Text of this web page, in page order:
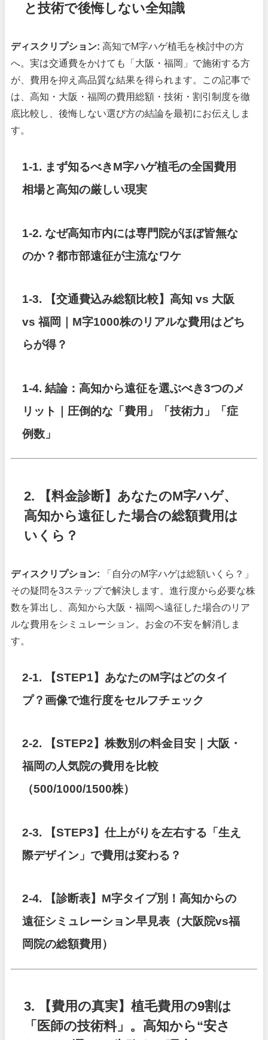
と技術で後悔しない全知識
ディスクリプション: 高知でM字ハゲ植毛を検討中の方
へ。実は交通費をかけても「大阪・福岡」で施術する方
が、費用を抑え高品質な結果を得られます。この記事で
は、高知・大阪・福岡の費用総額・技術・割引制度を徹
底比較し、後悔しない選び方の結論を最初にお伝えしま
す。
1-1. まず知るべきM字ハゲ植毛の全国費用
相場と高知の厳しい現実
1-2. なぜ高知市内には専門院がほぼ皆無な
のか？都市部遠征が主流なワケ
1-3.
【交通費込み総額比較】高知 vs 大阪
vs 福岡｜M字1000株のリアルな費用はどち
らが得？
1-4. 結論：高知から遠征を選ぶべき3つのメ
リット｜圧倒的な「費用」「技術力」「症
例数」
2. 【料金診断】あなたのM字ハゲ、
高知から遠征した場合の総額費用は
いくら？
ディスクリプション: 「自分のM字ハゲは総額いくら？」
その疑問を3ステップで解決します。進行度から必要な株
数を算出し、高知から大阪・福岡へ遠征した場合のリア
ルな費用をシミュレーション。お金の不安を解消しま
す。
2-1. 【STEP1】あなたのM字はどのタイ
プ？画像で進行度をセルフチェック
2-2.
【STEP2】株数別の料金目安｜大阪・
福岡の人気院の費用を比較
（500/1000/1500株）
2-3. 【STEP3】仕上がりを左右する「生え
際デザイン」で費用は変わる？
2-4.
【診断表】M字タイプ別！高知からの
遠征シミュレーション早見表（大阪院vs福
岡院の総額費用）
3. 【費用の真実】植毛費用の9割は
「医師の技術料」。高知から“安さ